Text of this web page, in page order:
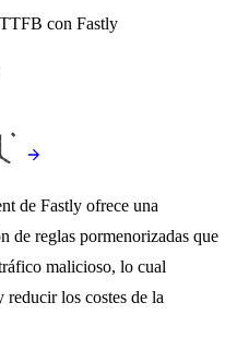
con Fastly
de Fastly ofrece una
de reglas pormenorizadas que
malicioso, lo cual
los costes de la